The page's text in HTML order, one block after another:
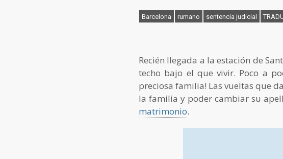
Barcelona rumano sentencia judicial
Recién llegada a la estación de
techo bajo el que vivir. Poco a
preciosa familia! Las vueltas que
la familia y poder cambiar su
matrimonio.